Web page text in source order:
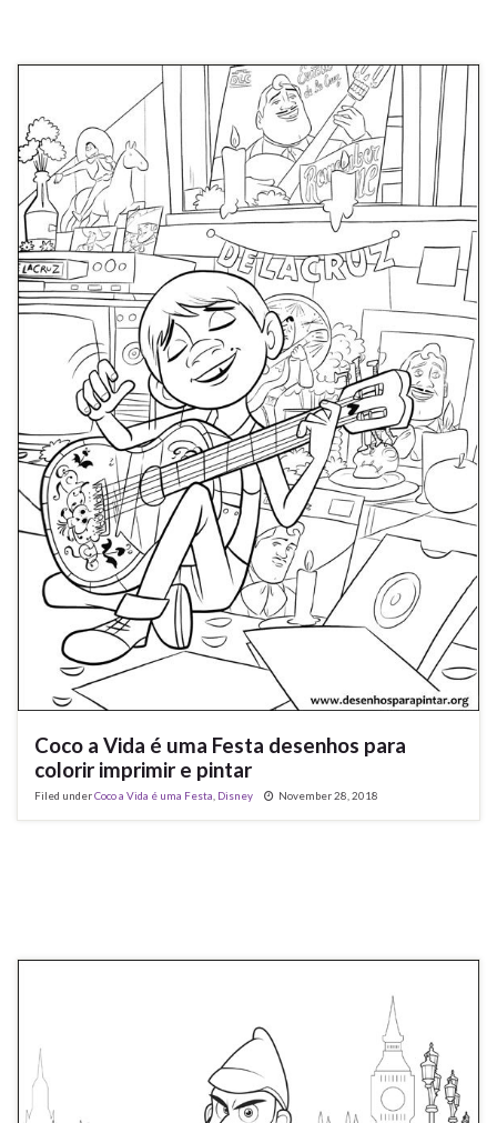
Coco a Vida é uma Festa desenhos para
colorir imprimir e pintar
Filed underCoco a Vida é uma Festa, Disney November 28, 2018